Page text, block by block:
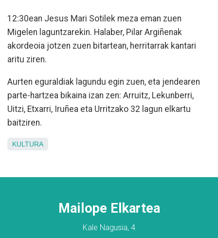
12:30ean Jesus Mari Sotilek meza eman zuen
Migelen laguntzarekin. Halaber, Pilar Argiñenak
akordeoia jotzen zuen bitartean, herritarrak kantari
aritu ziren.
Aurten eguraldiak lagundu egin zuen, eta jendearen
parte-hartzea bikaina izan zen: Arruitz, Lekunberri,
Uitzi, Etxarri, Iruñea eta Urritzako 32 lagun elkartu
baitziren.
KULTURA
Mailope Elkartea
Kale Nagusia, 4